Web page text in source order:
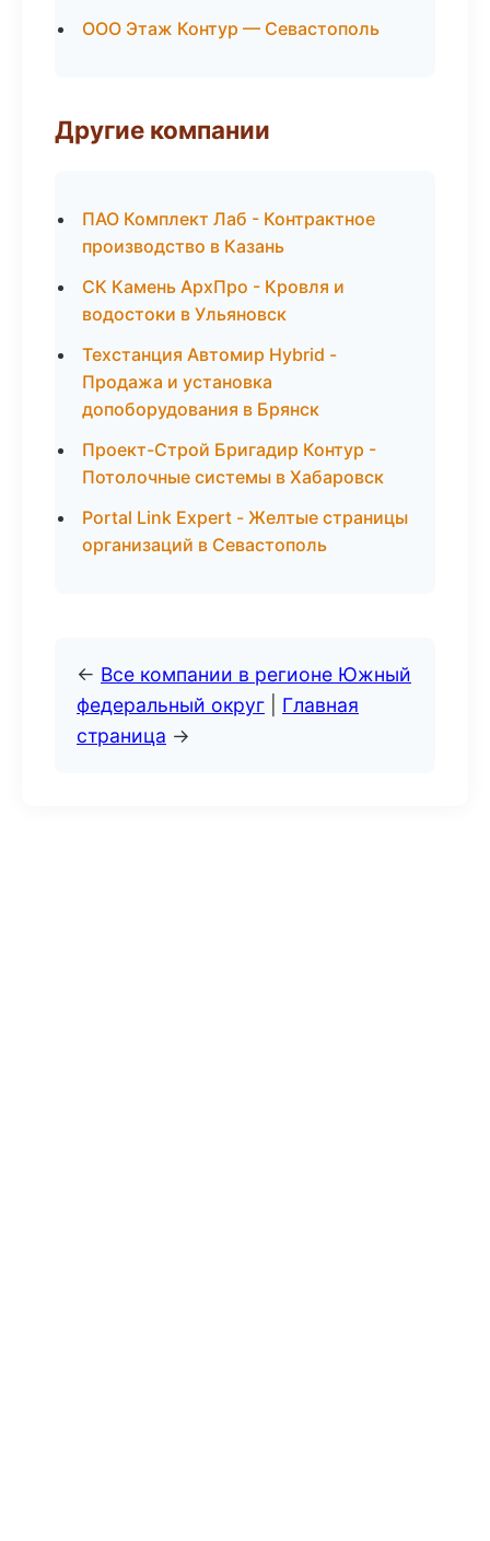
ООО Этаж Контур — Севастополь
Другие компании
ПАО Комплект Лаб - Контрактное
производство в Казань
СК Камень АрхПро - Кровля и
водостоки в Ульяновск
Техстанция Автомир Hybrid -
Продажа и установка
допоборудования в Брянск
Проект-Строй Бригадир Контур -
Потолочные системы в Хабаровск
Portal Link Expert - Желтые страницы
организаций в Севастополь
← Все компании в регионе Южный
федеральный округ
Главная
страница →